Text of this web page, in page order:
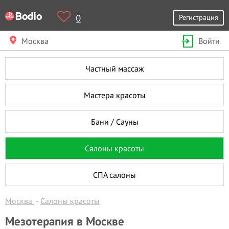
0 Регистрация
Москва Войти
Частный массаж
Мастера красоты
Бани / Сауны
Салоны красоты
СПА салоны
Москва Салоны красоты
Мезотерапия в Москве